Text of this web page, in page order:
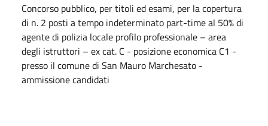
Concorso pubblico, per titoli ed esami, per la copertura
di n. 2 posti a tempo indeterminato part-time al 50% di
agente di polizia locale profilo professionale – area
degli istruttori – ex cat. C - posizione economica C1 -
presso il comune di San Mauro Marchesato -
ammissione candidati